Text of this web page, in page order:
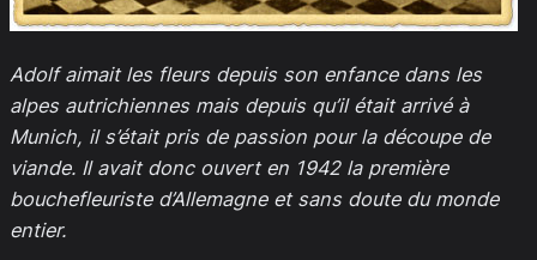
Adolf aimait les fleurs depuis son enfance dans les
alpes autrichiennes mais depuis qu’il était arrivé à
Munich, il s’était pris de passion pour la découpe de
viande. Il avait donc ouvert en 1942 la première
bouchefleuriste d’Allemagne et sans doute du monde
entier.